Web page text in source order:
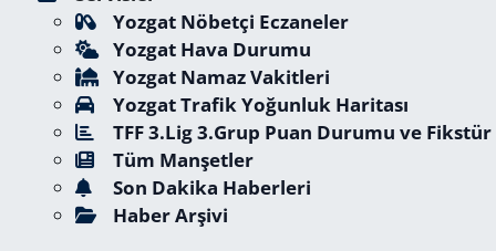
Yozgat Nöbetçi Eczaneler
Yozgat Hava Durumu
Yozgat Namaz Vakitleri
Yozgat Trafik Yoğunluk Haritası
TFF 3.Lig 3.Grup Puan Durumu ve Fikstür
Tüm Manşetler
Son Dakika Haberleri
Haber Arşivi